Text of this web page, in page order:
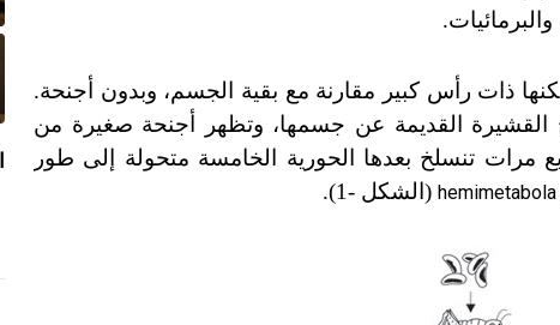
ذات رأس كبير مقارنة مع بقية الجسم، وبدون أجنحة.
القشيرة القديمة عن جسمها، وتظهر أجنحة صغيرة من
مرات تنسلخ بعدها الحورية الخامسة متحولة إلى طور
hemimetabola (الشكل -
1).